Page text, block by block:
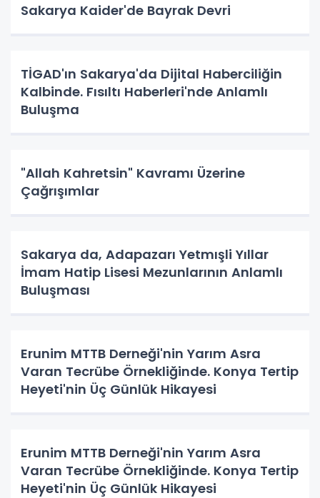
Sakarya Kaider'de Bayrak Devri
TİGAD'ın Sakarya'da Dijital Haberciliğin
Kalbinde. Fısıltı Haberleri'nde Anlamlı
Buluşma
"Allah Kahretsin" Kavramı Üzerine
Çağrışımlar
Sakarya da, Adapazarı Yetmışli Yıllar
İmam Hatip Lisesi Mezunlarının Anlamlı
Buluşması
Erunim MTTB Derneği'nin Yarım Asra
Varan Tecrübe Örnekliğinde. Konya Tertip
Heyeti'nin Üç Günlük Hikayesi
Erunim MTTB Derneği'nin Yarım Asra
Varan Tecrübe Örnekliğinde. Konya Tertip
Heyeti'nin Üç Günlük Hikayesi